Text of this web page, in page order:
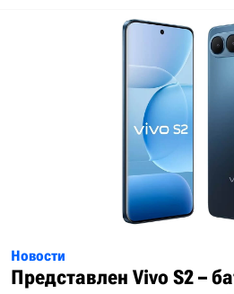
Новости
Представлен Vivo S2 –